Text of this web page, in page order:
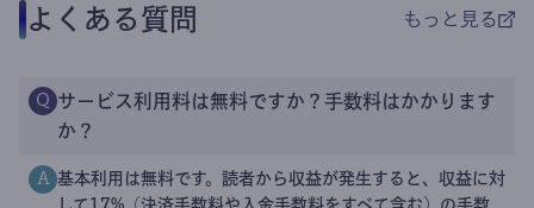
よくある質問 もっと見る
Q サービス利用料は無料ですか？手数料はかかります
か？
A 基本利用は無料です。読者から収益が発生すると、収益に対
して17%（決済手数料や入金手数料をすべて含む）の手数